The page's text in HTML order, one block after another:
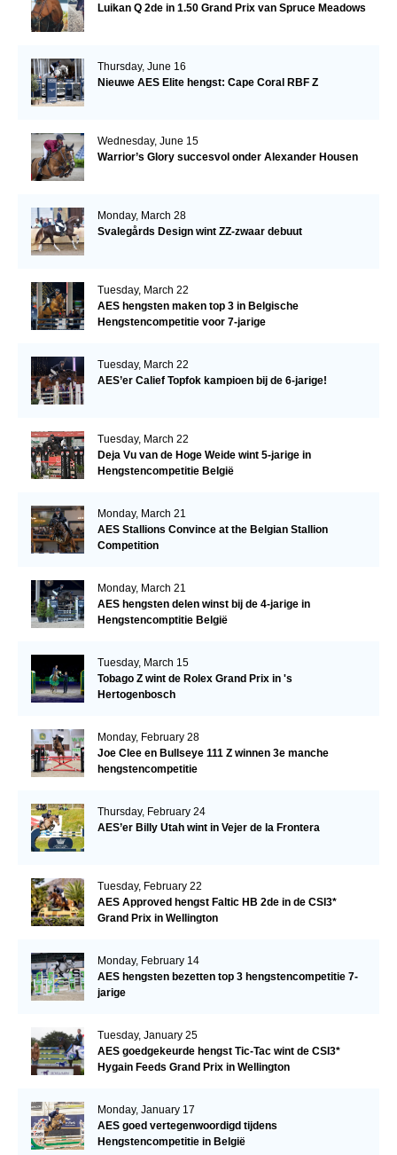
Luikan Q 2de in 1.50 Grand Prix van Spruce Meadows
Thursday, June 16
Nieuwe AES Elite hengst: Cape Coral RBF Z
Wednesday, June 15
Warrior’s Glory succesvol onder Alexander Housen
Monday, March 28
Svalegårds Design wint ZZ-zwaar debuut
Tuesday, March 22
AES hengsten maken top 3 in Belgische
Hengstencompetitie voor 7-jarige
Tuesday, March 22
AES’er Calief Topfok kampioen bij de 6-jarige!
Tuesday, March 22
Deja Vu van de Hoge Weide wint 5-jarige in
Hengstencompetitie België
Monday, March 21
AES Stallions Convince at the Belgian Stallion
Competition
Monday, March 21
AES hengsten delen winst bij de 4-jarige in
Hengstencomptitie België
Tuesday, March 15
Tobago Z wint de Rolex Grand Prix in 's
Hertogenbosch
Monday, February 28
Joe Clee en Bullseye 111 Z winnen 3e manche
hengstencompetitie
Thursday, February 24
AES’er Billy Utah wint in Vejer de la Frontera
Tuesday, February 22
AES Approved hengst Faltic HB 2de in de CSI3*
Grand Prix in Wellington
Monday, February 14
AES hengsten bezetten top 3 hengstencompetitie 7-
jarige
Tuesday, January 25
AES goedgekeurde hengst Tic-Tac wint de CSI3*
Hygain Feeds Grand Prix in Wellington
Monday, January 17
AES goed vertegenwoordigd tijdens
Hengstencompetitie in België